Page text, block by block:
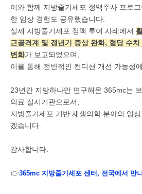
이와 함께 지방줄기세포 정맥주사 프로
한 임상 경험도 공유했습니다.
실제 지방줄기세포 정맥 투여 사례에서
근골격계 및 갱년기 증상 완화, 혈당 수
변화가 보고되었으며,
이를 통해 전반적인 컨디션 개선 가능성
23년간 지방하나만 연구해온 365mc는
의료 실시기관으로서,
지방줄기세포 기반 재생의학 분야의 임
겠습니다.
감사합니다.
👉365mc 지방줄기세포 센터, 전국에서 만